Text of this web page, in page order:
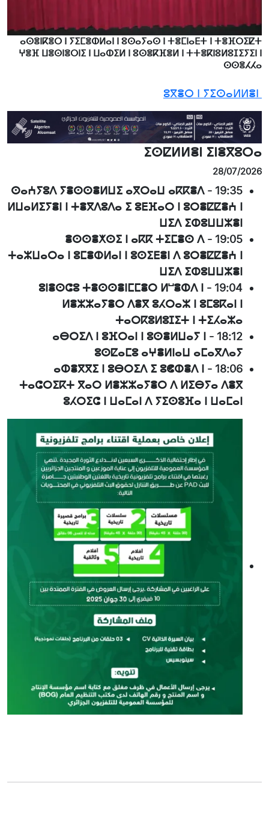
ⴰⵙⴻⵏⴽⴻⵔ ⵏ ⵢⵉⵎⴻⵀⵍⴰⵏ ⵏ ⵓⵙⴰⵢⴰⵙ ⵏ ⵜⴻⵎⵏⴰⴹⵜ ⵏ ⵜⴻⴼⵔⵉⵇⵜ
ⵖⴻⴼ ⵡⴻⵙⵏⴻⵔⵏⵉ ⵏ ⵡⴰⵀⵉⵍ ⵏ ⵓⵙⴻⴽⴼⴻⵍ ⵏ ⵜⵜⴻⴽⵏⵓⵍⵓⵊⵉⵢⵉⵏ ⵏ
ⵙⵙⴻⵃⵃⴰ
ⵉⵙⵇⵍⵍⴻⵏ ⵉⵏⴻⴳⵓⵔⴰ
28/07/2026
19:35
-
ⵙⴰⵄⵢⵓⴷ ⵢⴻⵙⵙⴻⵍⵡⵉ ⴰⴳⵔⴰⵡ ⴰⴽⴽⴻⴷ
ⵍⵡⴰⵍⵉⵢⴻⵏ ⵏ ⵜⴻⴳⴷⵓⴷⴰ ⵉ ⵓⴹⴼⴰⵔ ⵏ ⵓⵔⴻⵇⵇⴻⵄ ⵏ
ⵡⵉⴷ ⵉⵀⵓⵡⵡⵣⴻⵏ
19:05
-
ⴻⵙⵙⴻⵅⵙⵉ ⵏ ⴰⴽⴽ ⵜⵉⵎⴻⵙ ⴷ
ⵜⴰⵣⵡⴰⵔⴰ ⵏ ⵓⵎⴻⵀⵍⴰⵏ ⵏ ⵓⵙⵉⴹⴻⵏ ⴷ ⵓⵔⴻⵇⵇⴻⵄ ⵏ
ⵡⵉⴷ ⵉⵀⵓⵡⵡⵣⴻⵏ
19:04
-
ⵓⵏⴻⵙⵛⵓ ⵜⴻⵙⵙⴻⵏⵎⵎⴻⵔ ⵍⵯⴻⵀⴷ ⵏ
ⵍⴻⵣⵣⴰⵢⴻⵔ ⴷⴻⴳ ⵓⵃⵔⴰⵣ ⵏ ⵓⵎⵓⴽⴰⵏ ⵏ
ⵜⴰⵔⴽⵓⵍⵓⵊⵉⵜ ⵏ ⵜⵉⵃⴰⵣⴰ
18:12
-
ⴰⴱⵔⵉⴷ ⵏ ⵓⴼⵔⴰⵏ ⵏ ⵓⵙⴻⵍⵡⴰⵢ ⵏ
ⵓⵙⵇⴰⵎⵓ ⴰⵖⴻⵍⵏⴰⵡ ⴰⵎⴰⴳⴷⴰⵢ
18:06
-
ⴰⵀⴻⴳⴳⵉ ⵏ ⵓⴱⵔⵉⴷ ⵉ ⵓⵞⵀⴻⴷ ⵏ
ⵜⴰⵛⵔⵉⴽⵜ ⴳⴰⵔ ⵍⴻⵣⵣⴰⵢⴻⵔ ⴷ ⵍⵉⴱⵢⴰ ⴷⴻⴳ
ⵓⵃⵔⵉⵛ ⵏ ⵡⴰⵎⴰⵏ ⴷ ⵢⵉⵙⵓⴼⴰ ⵏ ⵡⴰⵎⴰⵏ